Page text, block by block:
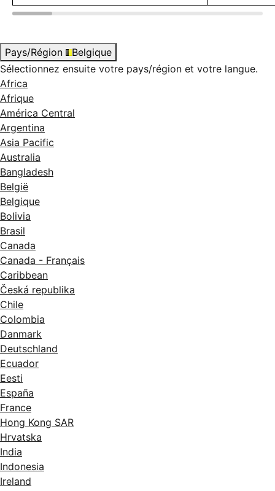
Pays/Région
Belgique
Sélectionnez ensuite votre pays/région et votre langue.
Africa
Afrique
América Central
Argentina
Asia Pacific
Australia
Bangladesh
België
Belgique
Bolivia
Brasil
Canada
Canada - Français
Caribbean
Česká republika
Chile
Colombia
Danmark
Deutschland
Ecuador
Eesti
España
France
Hong Kong SAR
Hrvatska
India
Indonesia
Ireland